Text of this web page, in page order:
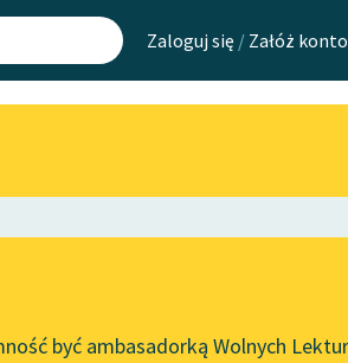
Zaloguj się / Załóż konto
Mapa Wolnych Lektur
Leśmianator
O
być ambasadorką Wolnych